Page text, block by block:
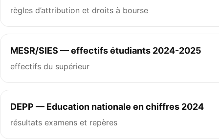
règles d’attribution et droits à bourse
MESR/SIES — effectifs étudiants 2024-2025
effectifs du supérieur
DEPP — Education nationale en chiffres 2024
résultats examens et repères